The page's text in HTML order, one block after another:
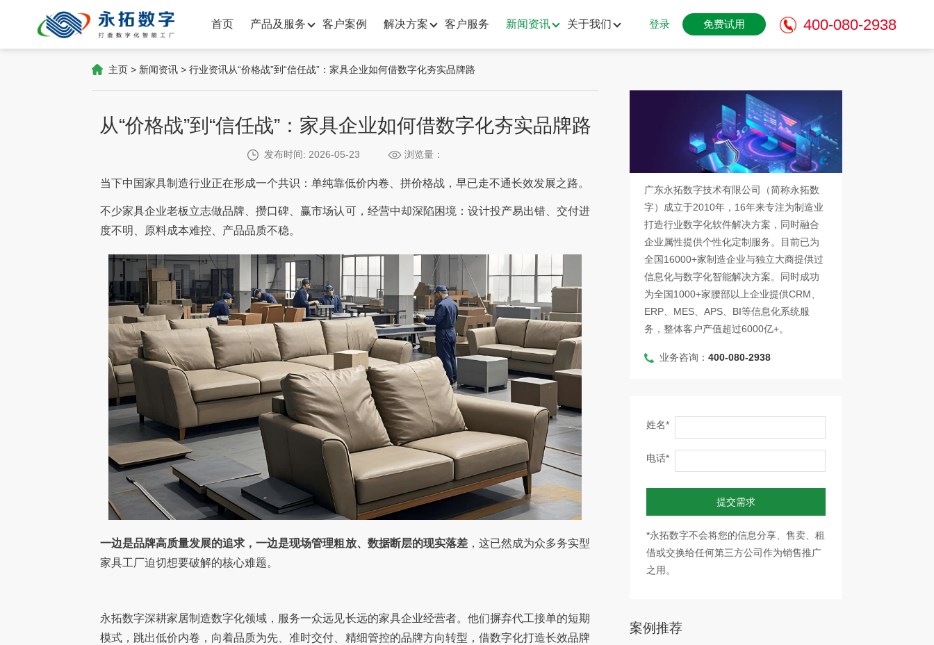
首页 产品及服务 客户案例 解决方案 客户服务 新闻资讯 关于我们 登录 免费试用 400-080-2938
主页 > 新闻资讯 > 行业资讯从“价格战”到“信任战”：家具企业如何借数字化夯实品牌路
从“价格战”到“信任战”：家具企业如何借数字化夯实品牌路
发布时间: 2026-05-23 浏览量：
当下中国家具制造行业正在形成一个共识：单纯靠低价内卷、拼价格战，早已走不通长效发展之路。
不少家具企业老板立志做品牌、攒口碑、赢市场认可，经营中却深陷困境：设计投产易出错、交付进
度不明、原料成本难控、产品品质不稳。
一边是品牌高质量发展的追求，一边是现场管理粗放、数据断层的现实落差，这已然成为众多务实型
家具工厂迫切想要破解的核心难题。
永拓数字深耕家居制造数字化领域，服务一众远见长远的家具企业经营者。他们摒弃代工接单的短期
模式，跳出低价内卷，向着品质为先、准时交付、精细管控的品牌方向转型，借数字化打造长效品牌
广东永拓数字技术有限公司（简称永拓数
字）成立于2010年，16年来专注为制造业
打造行业数字化软件解决方案，同时融合
企业属性提供个性化定制服务。目前已为
全国16000+家制造企业与独立大商提供过
信息化与数字化智能解决方案。同时成功
为全国1000+家腰部以上企业提供CRM、
ERP、MES、APS、BI等信息化系统服
务，整体客户产值超过6000亿+。
业务咨询：400-080-2938
姓名*
电话*
提交需求
*永拓数字不会将您的信息分享、售卖、租
借或交换给任何第三方公司作为销售推广
之用。
案例推荐